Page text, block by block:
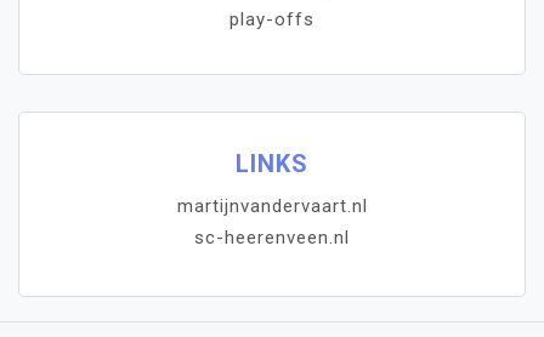
play-offs
LINKS
martijnvandervaart.nl
sc-heerenveen.nl